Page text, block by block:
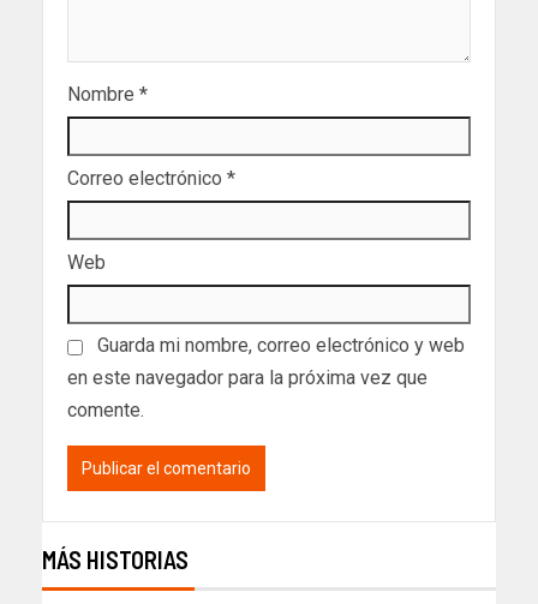
Nombre *
Correo electrónico *
Web
Guarda mi nombre, correo electrónico y web
en este navegador para la próxima vez que
comente.
MÁS HISTORIAS